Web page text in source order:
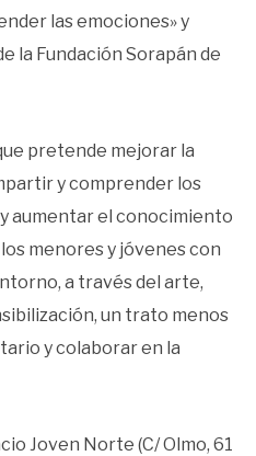
las emociones» y
la Fundación Sorapán de
pretende mejorar la
y comprender los
aumentar el conocimiento
menores y jóvenes con
a través del arte,
un trato menos
y colaborar en la
Joven Norte (C/ Olmo, 61